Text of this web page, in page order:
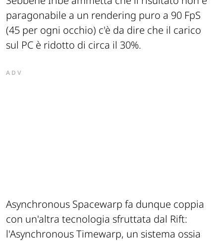
paragonabile a un rendering puro a 90 FpS
(45 per ogni occhio) c'è da dire che il carico
sul PC è ridotto di circa il 30%.
ADV
Asynchronous Spacewarp fa dunque coppia
con un'altra tecnologia sfruttata dal Rift:
l'Asynchronous Timewarp, un sistema ossia